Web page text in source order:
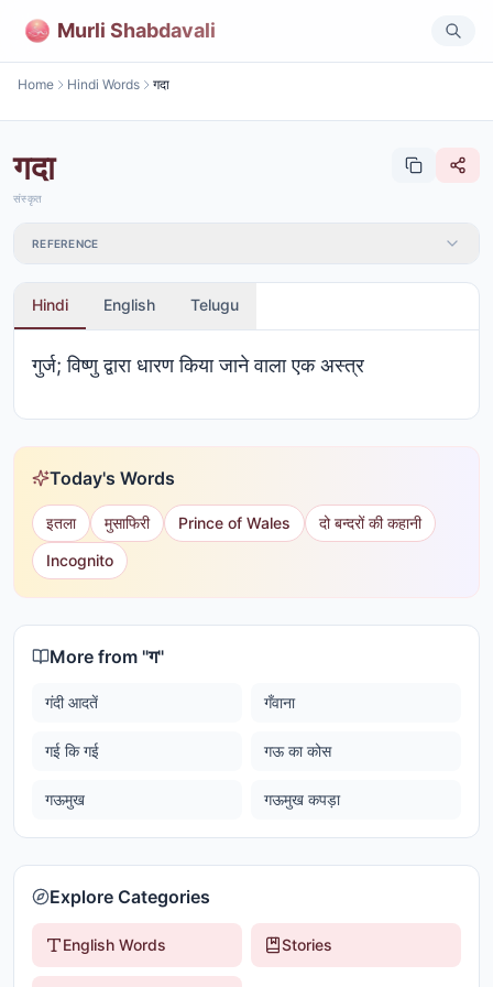
Murli Shabdavali
Home Hindi Words गदा
गदा
संस्कृत
REFERENCE
Hindi English Telugu
गुर्ज; विष्णु द्वारा धारण किया जाने वाला एक अस्त्र
Today's Words
इतला मुसाफिरी Prince of Wales
दो बन्दरों की कहानी
Incognito
More from "ग"
गंदी आदतें गँवाना
गई कि गई गऊ का कोस
गऊमुख गऊमुख कपड़ा
Explore Categories
English Words Stories